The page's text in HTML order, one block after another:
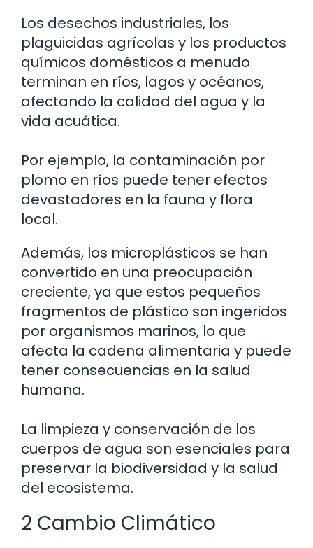
Los desechos industriales, los
plaguicidas agrícolas y los productos
químicos domésticos a menudo
terminan en ríos, lagos y océanos,
afectando la calidad del agua y la
vida acuática.
Por ejemplo, la contaminación por
plomo en ríos puede tener efectos
devastadores en la fauna y flora
local.
Además, los microplásticos se han
convertido en una preocupación
creciente, ya que estos pequeños
fragmentos de plástico son ingeridos
por organismos marinos, lo que
afecta la cadena alimentaria y puede
tener consecuencias en la salud
humana.
La limpieza y conservación de los
cuerpos de agua son esenciales para
preservar la biodiversidad y la salud
del ecosistema.
2 Cambio Climático